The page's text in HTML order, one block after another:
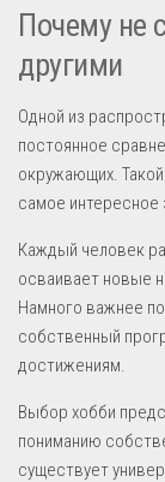
Почему не
другими
Одной из
постоянное
окружающих.
самое интересное
Каждый человек
осваивает новые
Намного важнее
собственный
достижениям.
Выбор хобби
пониманию
существует